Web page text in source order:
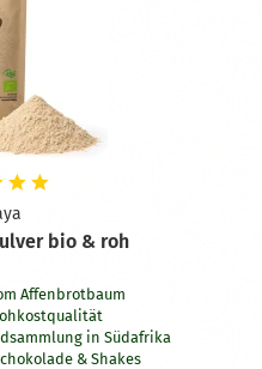
bio & roh
Affenbrotbaum
in Südafrika
& Shakes